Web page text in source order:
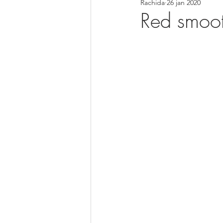
Smoothies
Red
Rachida 26 jan 2020